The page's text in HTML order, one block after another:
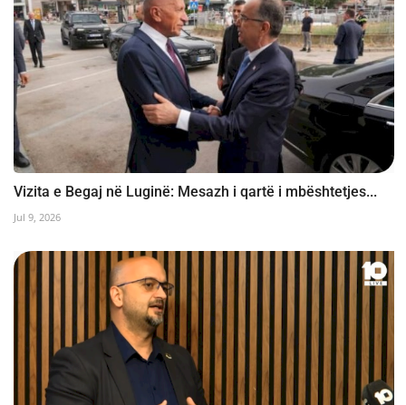
Vizita e Begaj në Luginë: Mesazh i qartë i mbështetjes...
Jul 9, 2026